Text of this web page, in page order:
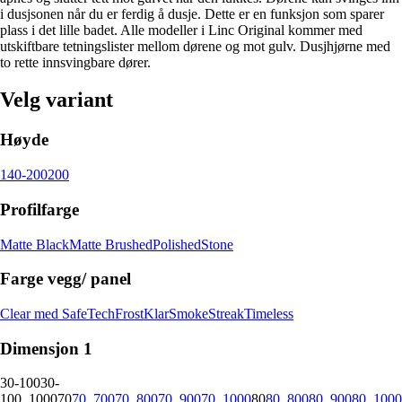
i dusjsonen når du er ferdig å dusje. Dette er en funksjon som sparer
plass i det lille badet. Alle modeller i Linc Original kommer med
utskiftbare tetningslister mellom dørene og mot gulv. Dusjhjørne med
to rette innsvingbare dører.
Velg variant
Høyde
140-200200
Profilfarge
Matte BlackMatte BrushedPolishedStone
Farge vegg/ panel
Clear med SafeTechFrostKlarSmokeStreakTimeless
Dimensjon 1
30-10030-